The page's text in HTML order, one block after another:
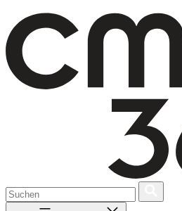
content